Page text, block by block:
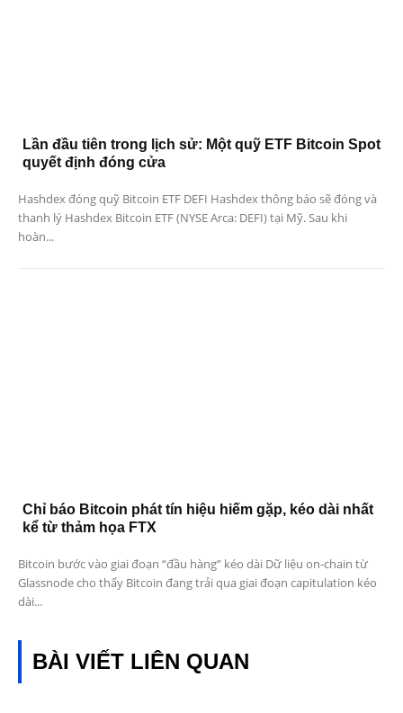
Lần đầu tiên trong lịch sử: Một quỹ ETF Bitcoin Spot
quyết định đóng cửa
Hashdex đóng quỹ Bitcoin ETF DEFI Hashdex thông báo sẽ đóng và
thanh lý Hashdex Bitcoin ETF (NYSE Arca: DEFI) tại Mỹ. Sau khi
hoàn...
Chỉ báo Bitcoin phát tín hiệu hiếm gặp, kéo dài nhất
kể từ thảm họa FTX
Bitcoin bước vào giai đoạn “đầu hàng” kéo dài Dữ liệu on-chain từ
Glassnode cho thấy Bitcoin đang trải qua giai đoạn capitulation kéo
dài...
BÀI VIẾT LIÊN QUAN